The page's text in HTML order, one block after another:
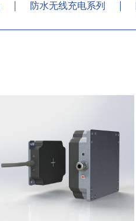
防水无线充电系列